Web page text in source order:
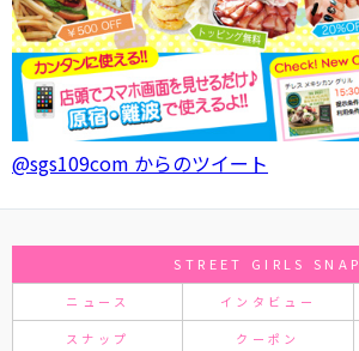
@sgs109com からのツイート
STREET GIRLS SNAP
ニュース インタビュー
スナップ クーポン